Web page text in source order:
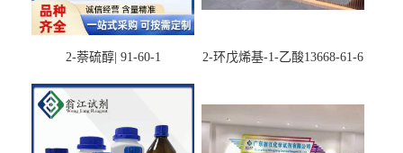
2-萘硫醇| 91-60-1 2-环戊烯基-1-乙酸13668-61-6